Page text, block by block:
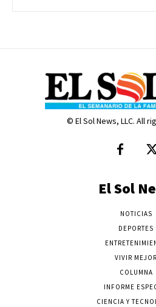
© El Sol News, LLC. All
El Sol
NOTICIAS
DEPORTES
VIVIR MEJOR
COLUMNA
INFORME
CIENCIA Y